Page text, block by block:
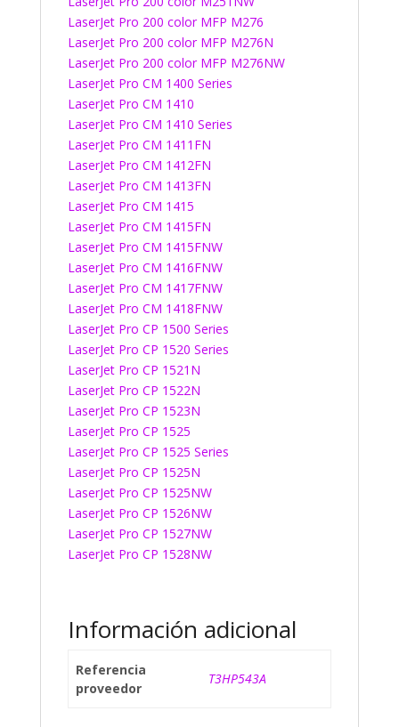
LaserJet Pro 200 color MFP M276
LaserJet Pro 200 color MFP M276N
LaserJet Pro 200 color MFP M276NW
LaserJet Pro CM 1400 Series
LaserJet Pro CM 1410
LaserJet Pro CM 1410 Series
LaserJet Pro CM 1411FN
LaserJet Pro CM 1412FN
LaserJet Pro CM 1413FN
LaserJet Pro CM 1415
LaserJet Pro CM 1415FN
LaserJet Pro CM 1415FNW
LaserJet Pro CM 1416FNW
LaserJet Pro CM 1417FNW
LaserJet Pro CM 1418FNW
LaserJet Pro CP 1500 Series
LaserJet Pro CP 1520 Series
LaserJet Pro CP 1521N
LaserJet Pro CP 1522N
LaserJet Pro CP 1523N
LaserJet Pro CP 1525
LaserJet Pro CP 1525 Series
LaserJet Pro CP 1525N
LaserJet Pro CP 1525NW
LaserJet Pro CP 1526NW
LaserJet Pro CP 1527NW
LaserJet Pro CP 1528NW
Información adicional
Referencia
proveedor
T3HP543A